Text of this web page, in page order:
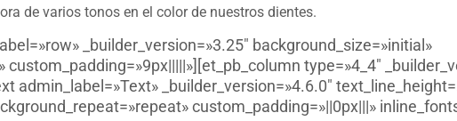
de varios tonos en el color de nuestros dientes.
_builder_version=»3.25″ background_size=»initial»
type=»4_4″
admin_label=»Text» _builder_version=»4.6.0″
custom_padding=»||0px|||»